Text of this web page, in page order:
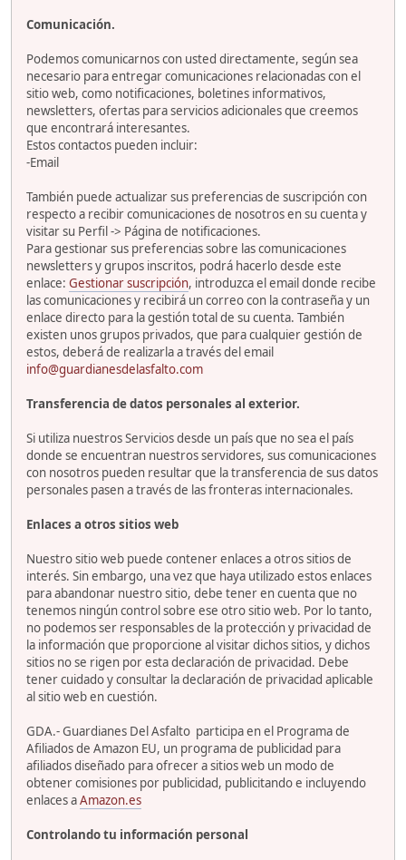
Comunicación.
Podemos comunicarnos con usted directamente, según sea
necesario para entregar comunicaciones relacionadas con el
sitio web, como notificaciones, boletines informativos,
newsletters, ofertas para servicios adicionales que creemos
que encontrará interesantes.
Estos contactos pueden incluir:
-Email
También puede actualizar sus preferencias de suscripción con
respecto a recibir comunicaciones de nosotros en su cuenta y
visitar su Perfil -> Página de notificaciones.
Para gestionar sus preferencias sobre las comunicaciones
newsletters y grupos inscritos, podrá hacerlo desde este
enlace: Gestionar suscripción, introduzca el email donde recibe
las comunicaciones y recibirá un correo con la contraseña y un
enlace directo para la gestión total de su cuenta. También
existen unos grupos privados, que para cualquier gestión de
estos, deberá de realizarla a través del email
info@guardianesdelasfalto.com
Transferencia de datos personales al exterior.
Si utiliza nuestros Servicios desde un país que no sea el país
donde se encuentran nuestros servidores, sus comunicaciones
con nosotros pueden resultar que la transferencia de sus datos
personales pasen a través de las fronteras internacionales.
Enlaces a otros sitios web
Nuestro sitio web puede contener enlaces a otros sitios de
interés. Sin embargo, una vez que haya utilizado estos enlaces
para abandonar nuestro sitio, debe tener en cuenta que no
tenemos ningún control sobre ese otro sitio web. Por lo tanto,
no podemos ser responsables de la protección y privacidad de
la información que proporcione al visitar dichos sitios, y dichos
sitios no se rigen por esta declaración de privacidad. Debe
tener cuidado y consultar la declaración de privacidad aplicable
al sitio web en cuestión.
GDA.- Guardianes Del Asfalto participa en el Programa de
Afiliados de Amazon EU, un programa de publicidad para
afiliados diseñado para ofrecer a sitios web un modo de
obtener comisiones por publicidad, publicitando e incluyendo
enlaces aAmazon.es
Controlando tu información personal